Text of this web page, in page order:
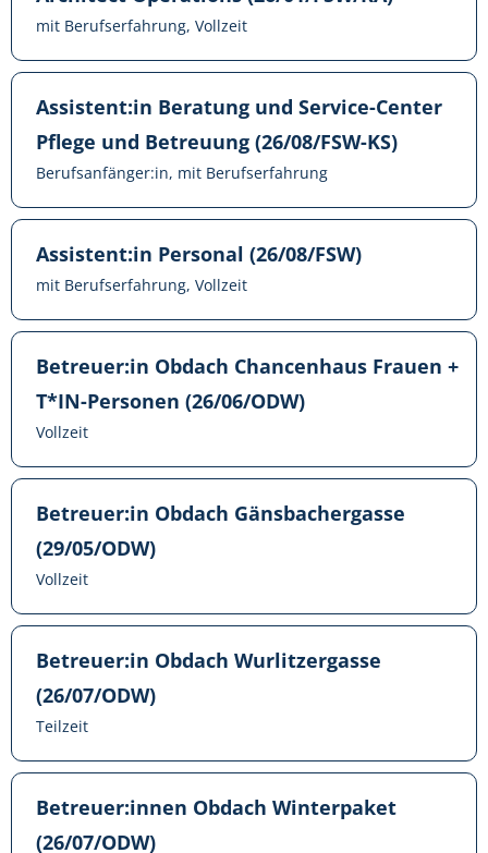
mit Berufserfahrung, Vollzeit
Assistent:in Beratung und Service-Center
Pflege und Betreuung (26/08/FSW-KS)
Berufsanfänger:in, mit Berufserfahrung
Assistent:in Personal (26/08/FSW)
mit Berufserfahrung, Vollzeit
Betreuer:in Obdach Chancenhaus Frauen +
T*IN-Personen (26/06/ODW)
Vollzeit
Betreuer:in Obdach Gänsbachergasse
(29/05/ODW)
Vollzeit
Betreuer:in Obdach Wurlitzergasse
(26/07/ODW)
Teilzeit
Betreuer:innen Obdach Winterpaket
(26/07/ODW)